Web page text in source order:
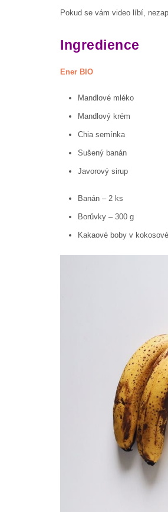
Pokud se vám video líbí,
Ingredience
Ener BIO
Mandlové mléko
Mandlový krém
Chia semínka
Sušený banán
Javorový sirup
Banán – 2 ks
Borůvky – 300 g
Kakaové boby v